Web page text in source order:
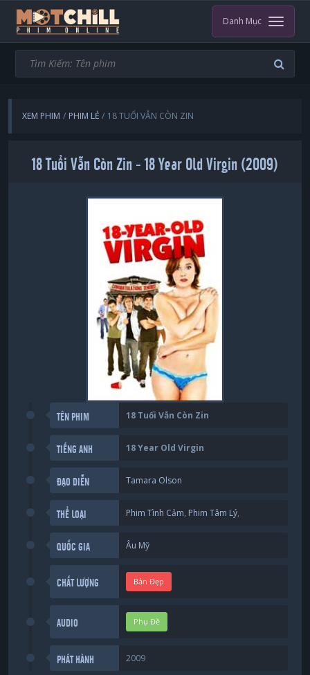
Danh Mục
XEM PHIM PHIM LẺ 18 TUỔI VẪN CÒN ZIN
18 Tuổi Vẫn Còn Zin - 18 Year Old Virgin (2009)
TÊN PHIM 18 Tuổi Vẫn Còn Zin
TIẾNG ANH 18 Year Old Virgin
ĐẠO DIỄN Tamara Olson
THỂ LOẠI Phim Tình Cảm, Phim Tâm Lý,
QUỐC GIA Âu Mỹ
CHẤT LƯỢNG Bản Đẹp
AUDIO Phụ Đề
PHÁT HÀNH 2009